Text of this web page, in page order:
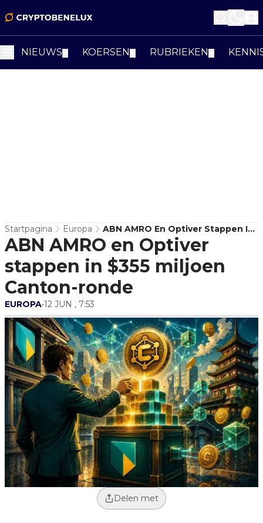
NIEUWS KOERSEN RUBRIEKEN
Startpagina Europa
ABN AMRO En Optiver Stappen In
$355 Miljoen Canton-Ronde
ABN AMRO en Optiver
stappen in $355 miljoen
Canton-ronde
EUROPA•12 JUN , 7:53
Delen met